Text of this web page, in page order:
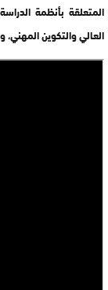
المتعلقة بأنظمة
العالي والتكوين